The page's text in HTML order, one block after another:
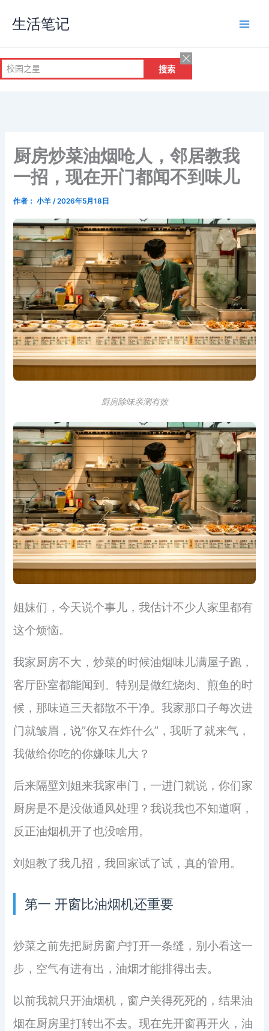
容
生活笔记
厨房炒菜油烟呛人，邻居教我
一招，现在开门都闻不到味儿
作者： 小羊/2026年5月18日
厨房除味亲测有效
姐妹们，今天说个事儿，我估计不少人家里都有
这个烦恼。
我家厨房不大，炒菜的时候油烟味儿满屋子跑，
客厅卧室都能闻到。特别是做红烧肉、煎鱼的时
候，那味道三天都散不干净。我家那口子每次进
门就皱眉，说”你又在炸什么”，我听了就来气，
我做给你吃的你嫌味儿大？
后来隔壁刘姐来我家串门，一进门就说，你们家
厨房是不是没做通风处理？我说我也不知道啊，
反正油烟机开了也没啥用。
刘姐教了我几招，我回家试了试，真的管用。
第一 开窗比油烟机还重要
炒菜之前先把厨房窗户打开一条缝，别小看这一
步，空气有进有出，油烟才能排得出去。
以前我就只开油烟机，窗户关得死死的，结果油
烟在厨房里打转出不去。现在先开窗再开火，油